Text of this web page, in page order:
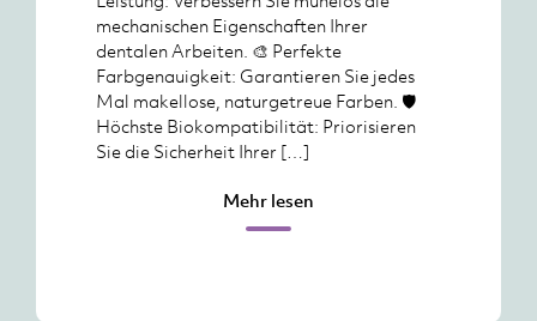
mechanischen Eigenschaften Ihrer
dentalen Arbeiten. 🎨 Perfekte
Farbgenauigkeit: Garantieren Sie jedes
Mal makellose, naturgetreue Farben. 🛡️
Höchste Biokompatibilität: Priorisieren
Sie die Sicherheit Ihrer […]
Mehr lesen